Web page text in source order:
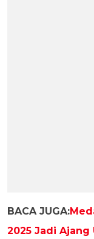
BACA JUGA:
2025 Jadi